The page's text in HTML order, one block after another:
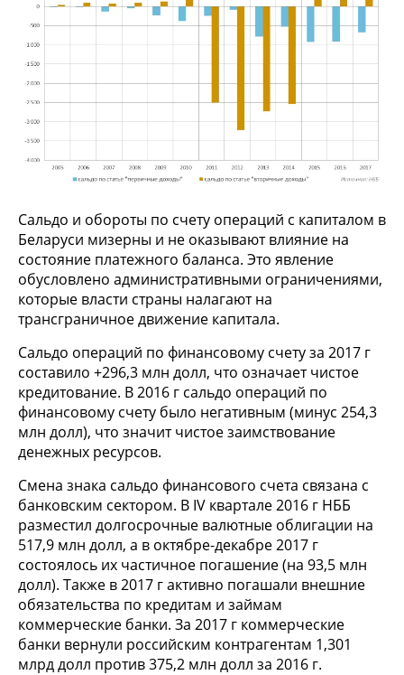
Сальдо и обороты по счету операций с капиталом в
Беларуси мизерны и не оказывают влияние на
состояние платежного баланса. Это явление
обусловлено административными ограничениями,
которые власти страны налагают на
трансграничное движение капитала.
Сальдо операций по финансовому счету за 2017 г
составило +296,3 млн долл, что означает чистое
кредитование. В 2016 г сальдо операций по
финансовому счету было негативным (минус 254,3
млн долл), что значит чистое заимствование
денежных ресурсов.
Смена знака сальдо финансового счета связана с
банковским сектором. В IV квартале 2016 г НББ
разместил долгосрочные валютные облигации на
517,9 млн долл, а в октябре-декабре 2017 г
состоялось их частичное погашение (на 93,5 млн
долл). Также в 2017 г активно погашали внешние
обязательства по кредитам и займам
коммерческие банки. За 2017 г коммерческие
банки вернули российским контрагентам 1,301
млрд долл против 375,2 млн долл за 2016 г.